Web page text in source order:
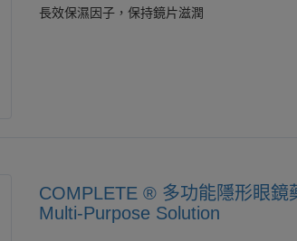
長效保濕因子，保持鏡片滋潤
COMPLETE ® 多功能隱形眼鏡
Multi-Purpose Solution